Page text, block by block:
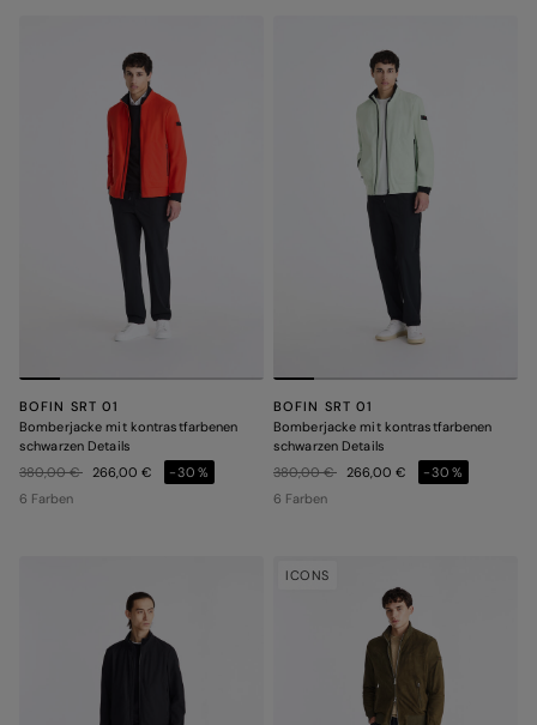
BOFIN SRT 01
Bomberjacke mit kontrastfarbenen
schwarzen Details
Preis reduziert von
380,00 €auf266,00 €
-30%
6 Farben
BOFIN SRT 01
Bomberjacke mit kontrastfarbenen
schwarzen Details
Preis reduziert von
380,00 €auf266,00 €
-30%
6 Farben
ICONS